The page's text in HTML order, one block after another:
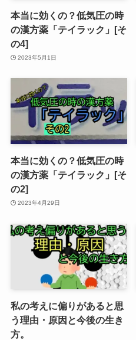
本当に効くの？低気圧の時
の漢方薬「テイラック」[そ
の4]
2023年5月1日
本当に効くの？低気圧の時
の漢方薬「テイラック」[そ
の2]
2023年4月29日
私の考えに偏りがあると思
う理由・原因と今後の生き
方。